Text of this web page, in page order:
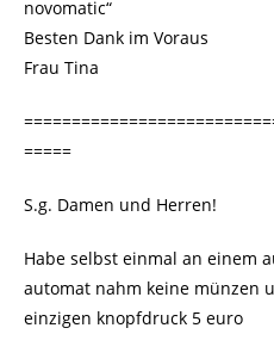
novomatic“
Besten Dank im Voraus
Frau Tina
=====
S.g. Damen und Herren!
Habe selbst einmal an einem
automat nahm keine münzen
einzigen knopfdruck 5 euro